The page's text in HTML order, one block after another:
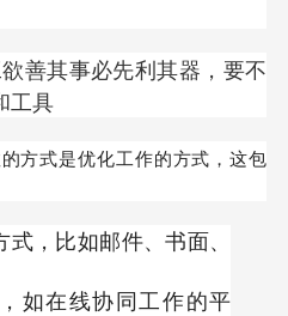
善其事必先利其器，要不
工具
方式是优化工作的方式，这包
，比如邮件、书面、
如在线协同工作的平